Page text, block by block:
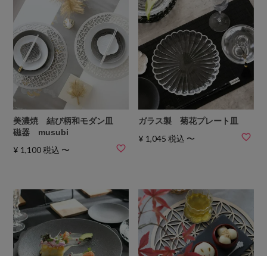
美濃焼 結び柄和モダン皿
磁器 musubi
¥ 1,100 税込 〜
ガラス製 菊花プレート皿
¥ 1,045 税込 〜